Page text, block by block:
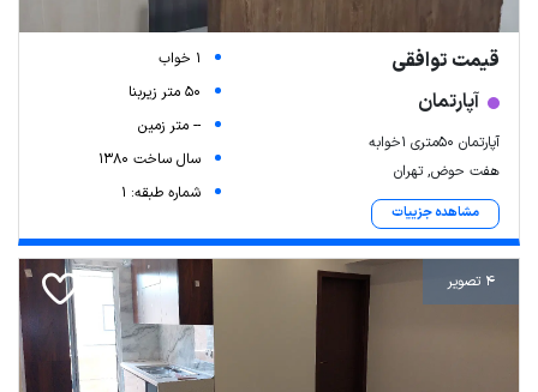
قیمت توافقی
آپارتمان
آپارتمان ۵۰متری ۱خوابه
هفت حوض, تهران
مشاهده جزییات
1 خواب
50 متر زیربنا
-- متر زمین
سال ساخت 1380
شماره طبقه: 1
4 تصویر